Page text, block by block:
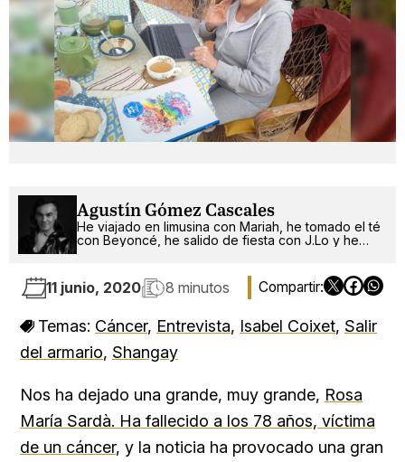
Agustín Gómez Cascales
He viajado en limusina con Mariah, he tomado el té
con Beyoncé, he salido de fiesta con J.Lo y he
11 junio, 2020 8 minutos
Temas: Cáncer, Entrevista, Isabel Coixet, Salir
del armario, Shangay
Nos ha dejado una grande, muy grande, Rosa
María Sardà. Ha fallecido a los 78 años, víctima
de un cáncer, y la noticia ha provocado una gran